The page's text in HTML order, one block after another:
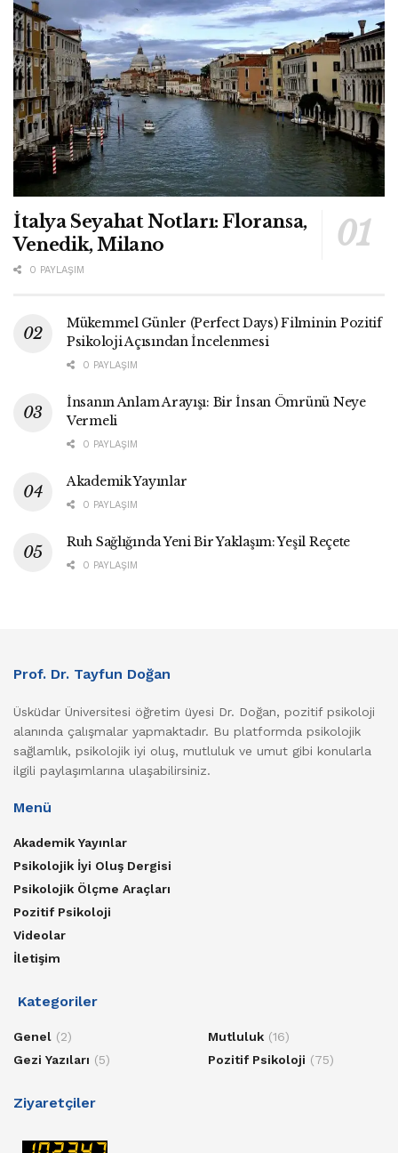
İtalya Seyahat Notları: Floransa,
Venedik, Milano
0 PAYLAŞIM
Mükemmel Günler (Perfect Days) Filminin Pozitif
Psikoloji Açısından İncelenmesi
0 PAYLAŞIM
İnsanın Anlam Arayışı: Bir İnsan Ömrünü Neye
Vermeli
0 PAYLAŞIM
Akademik Yayınlar
0 PAYLAŞIM
Ruh Sağlığında Yeni Bir Yaklaşım: Yeşil Reçete
0 PAYLAŞIM
Prof. Dr. Tayfun Doğan
Üsküdar Üniversitesi öğretim üyesi Dr. Doğan, pozitif psikoloji
alanında çalışmalar yapmaktadır. Bu platformda psikolojik
sağlamlık, psikolojik iyi oluş, mutluluk ve umut gibi konularla
ilgili paylaşımlarına ulaşabilirsiniz.
Menü
Akademik Yayınlar
Psikolojik İyi Oluş Dergisi
Psikolojik Ölçme Araçları
Pozitif Psikoloji
Videolar
İletişim
Kategoriler
Genel (2)
Gezi Yazıları (5)
Mutluluk (16)
Pozitif Psikoloji (75)
Ziyaretçiler